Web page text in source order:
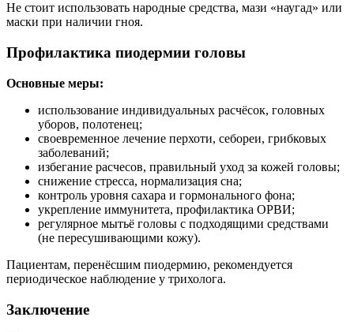
Не стоит использовать народные средства, мази «наугад» или
маски при наличии гноя.
Профилактика пиодермии головы
Основные меры:
использование индивидуальных расчёсок, головных
уборов, полотенец;
своевременное лечение перхоти, себореи, грибковых
заболеваний;
избегание расчесов, правильный уход за кожей головы;
снижение стресса, нормализация сна;
контроль уровня сахара и гормонального фона;
укрепление иммунитета, профилактика ОРВИ;
регулярное мытьё головы с подходящими средствами
(не пересушивающими кожу).
Пациентам, перенёсшим пиодермию, рекомендуется
периодическое наблюдение у трихолога.
Заключение